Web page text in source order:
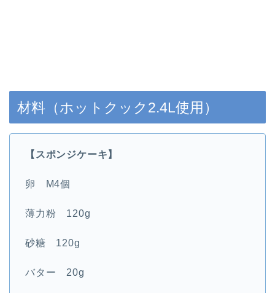
材料（ホットクック2.4L使用）
【スポンジケーキ】
卵 M4個
薄力粉 120g
砂糖 120g
バター 20g